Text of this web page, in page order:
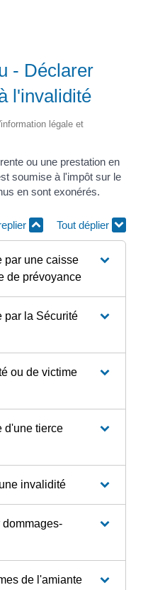
- Déclarer
l'invalidité
légale et
ou une prestation en
soumise à l'impôt sur le
en sont exonérés.
Tout déplier
par une caisse
de prévoyance
par la Sécurité
ou de victime
d'une tierce
invalidité
de l'amiante